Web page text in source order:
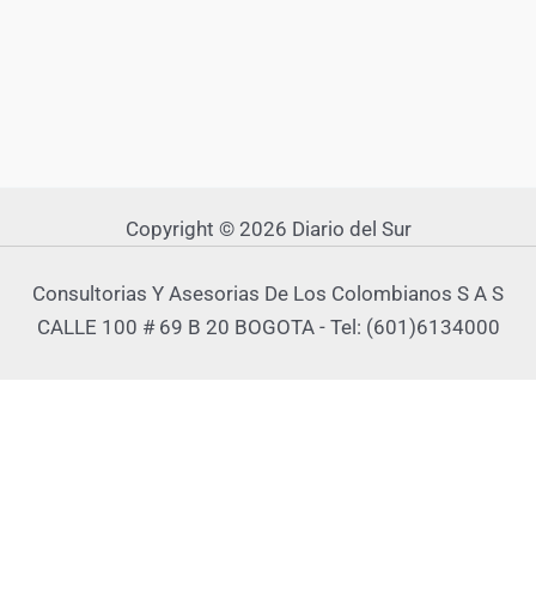
Copyright © 2026 Diario del Sur
Consultorias Y Asesorias De Los Colombianos S A S
CALLE 100 # 69 B 20 BOGOTA - Tel: (601)6134000